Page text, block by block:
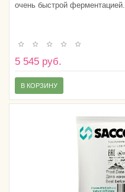
очень быстрой ферментацией.
5 545 руб.
В КОРЗИНУ